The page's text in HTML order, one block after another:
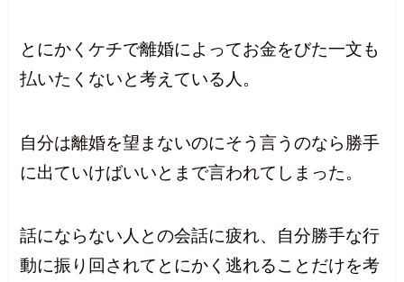
とにかくケチで離婚によってお金をびた一文も
払いたくないと考えている人。
自分は離婚を望まないのにそう言うのなら勝手
に出ていけばいいとまで言われてしまった。
話にならない人との会話に疲れ、自分勝手な行
動に振り回されてとにかく逃れることだけを考